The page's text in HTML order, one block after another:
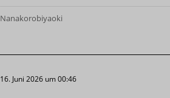
Nanakorobiyaoki
16. Juni 2026 um 00:46